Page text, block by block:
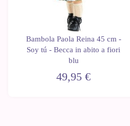
Bambola Paola Reina 45 cm -
Soy tú - Becca in abito a fiori
blu
49,95 €